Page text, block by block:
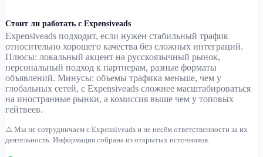
Стоит ли работать с Expensiveads
Expensiveads подходит, если нужен стабильный трафик
относительно хорошего качества без сложных интеграций.
Плюсы: локальный акцент на русскоязычный рынок,
персональный подход к партнерам, разные форматы
объявлений. Минусы: объемы трафика меньше, чем у
глобальных сетей, с Expensiveads сложнее масштабироваться
на иностранные рынки, а комиссия выше чем у топовых
гейтвеев.
⚠️ Мы не сотрудничаем с Expensiveads и не несём ответственности за их
деятельность. Информация собрана из открытых источников.